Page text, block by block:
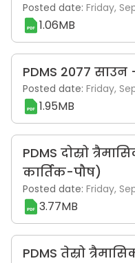
Posted date: Friday,
1.06MB
PDMS 2077
Posted date: Friday,
1.95MB
PDMS दोस्रो
कार्तिक-पौष)
Posted date: Friday,
3.77MB
PDMS तेस्रो